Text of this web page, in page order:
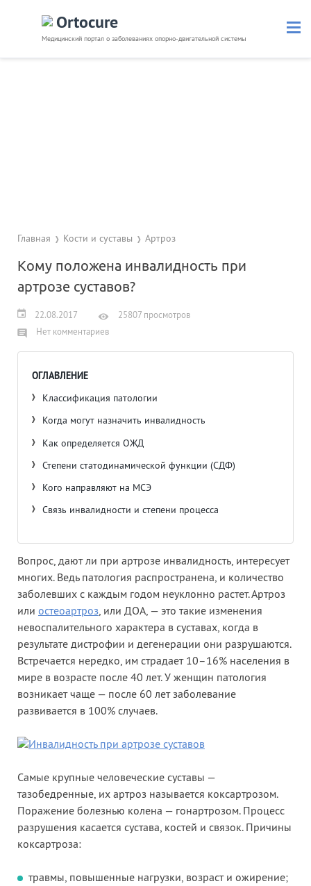
Ortocure
Медицинский портал о заболеваниях опорно-двигательной системы
Главная Кости и суставы Артроз
Кому положена инвалидность при
артрозе суставов?
22.08.2017
25807 просмотров
Нет комментариев
ОГЛАВЛЕНИЕ
Классификация патологии
Когда могут назначить инвалидность
Как определяется ОЖД
Степени статодинамической функции (СДФ)
Кого направляют на МСЭ
Связь инвалидности и степени процесса
Вопрос, дают ли при артрозе инвалидность, интересует
многих. Ведь патология распространена, и количество
заболевших с каждым годом неуклонно растет. Артроз
или остеоартроз, или ДОА, — это такие изменения
невоспалительного характера в суставах, когда в
результате дистрофии и дегенерации они разрушаются.
Встречается нередко, им страдает 10–16% населения в
мире в возрасте после 40 лет. У женщин патология
возникает чаще — после 60 лет заболевание
развивается в 100% случаев.
Самые крупные человеческие суставы —
тазобедренные, их артроз называется коксартрозом.
Поражение болезнью колена — гонартрозом. Процесс
разрушения касается сустава, костей и связок. Причины
коксартроза:
травмы, повышенные нагрузки, возраст и ожирение;